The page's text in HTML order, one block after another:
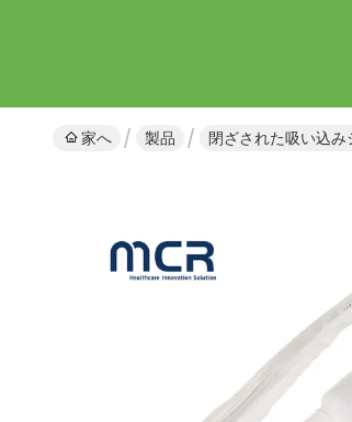
家へ 製品 閉ざされた吸い込み